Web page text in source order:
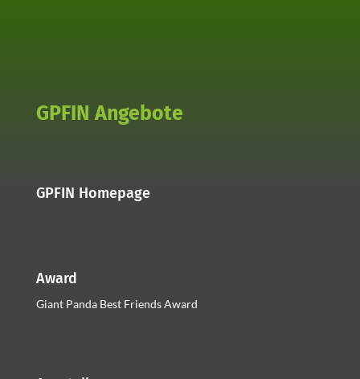
GPFIN Angebote
GPFIN Homepage
Award
Giant Panda Best Friends Award